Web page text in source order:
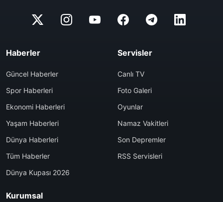
Haberler
Güncel Haberler
Spor Haberleri
Ekonomi Haberleri
Yaşam Haberleri
Dünya Haberleri
Tüm Haberler
Dünya Kupası 2026
Servisler
Canlı TV
Foto Galeri
Oyunlar
Namaz Vakitleri
Son Depremler
RSS Servisleri
Kurumsal